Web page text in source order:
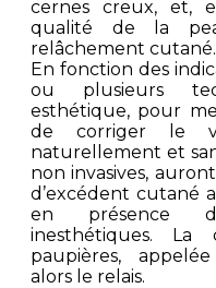
cernes creux, et,
qualité de la
relâchement cutané.
En fonction des
ou plusieurs
esthétique, pour
de corriger le
naturellement et
non invasives,
d’excédent cutané
en présence
inesthétiques. La
paupières,
alors le relais.